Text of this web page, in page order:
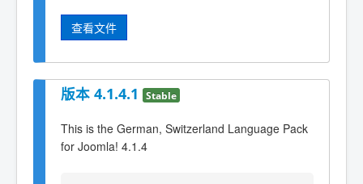
查看文件
版本 4.1.4.1 Stable
This is the German, Switzerland Language Pack
for Joomla! 4.1.4